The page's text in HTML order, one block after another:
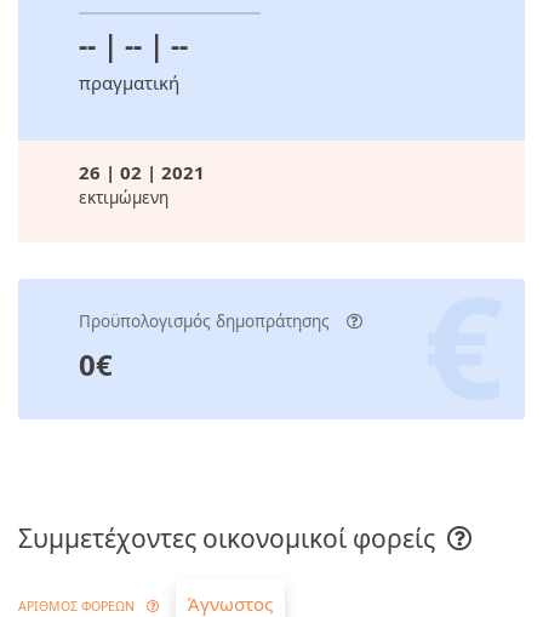
-- | -- | --
πραγματική
26 | 02 | 2021
εκτιμώμενη
Προϋπολογισμός δημοπράτησης
0€
Συμμετέχοντες οικονομικοί φορείς
ΑΡΙΘΜΟΣ ΦΟΡΕΩΝ Άγνωστος